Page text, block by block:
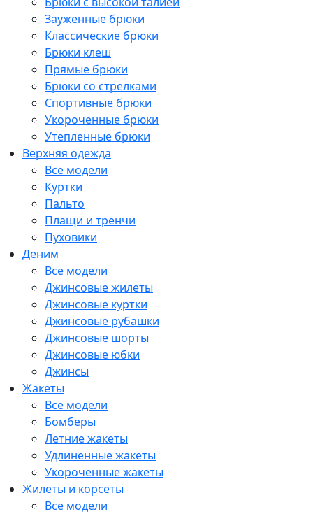
Зауженные брюки
Классические брюки
Брюки клеш
Прямые брюки
Брюки со стрелками
Спортивные брюки
Укороченные брюки
Утепленные брюки
Верхняя одежда
Все модели
Куртки
Пальто
Плащи и тренчи
Пуховики
Деним
Все модели
Джинсовые жилеты
Джинсовые куртки
Джинсовые рубашки
Джинсовые шорты
Джинсовые юбки
Джинсы
Жакеты
Все модели
Бомберы
Летние жакеты
Удлиненные жакеты
Укороченные жакеты
Жилеты и корсеты
Все модели